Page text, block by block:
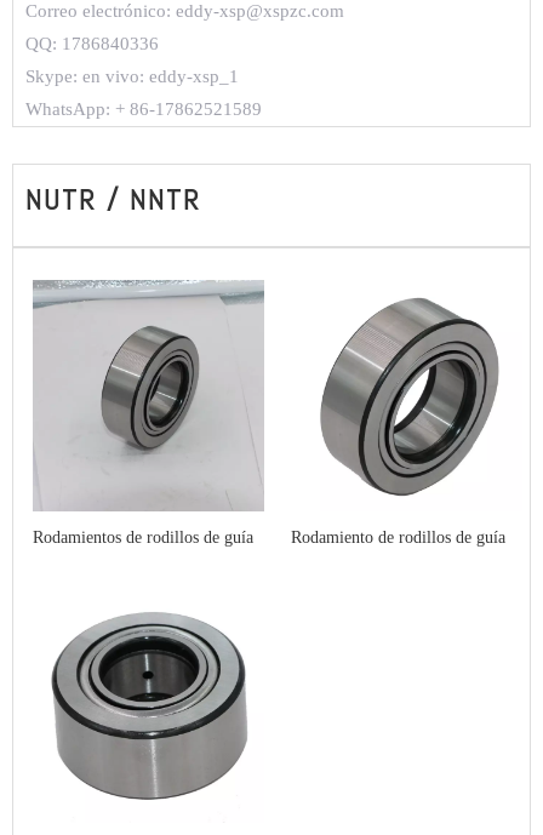
Correo electrónico: eddy-xsp@xspzc.com
QQ: 1786840336
Skype: en vivo: eddy-xsp_1
WhatsApp: + 86-17862521589
NUTR / NNTR
Rodamientos de rodillos de guía
Rodamiento de rodillos de guía